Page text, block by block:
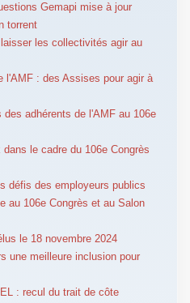
Gemapi mise à jour
torrent
les collectivités agir au
l'AMF : des Assises pour agir à
des adhérents de l'AMF au 106e
le cadre du 106e Congrès
défis des employeurs publics
au 106e Congrès et au Salon
le 18 novembre 2024
une meilleure inclusion pour
: recul du trait de côte